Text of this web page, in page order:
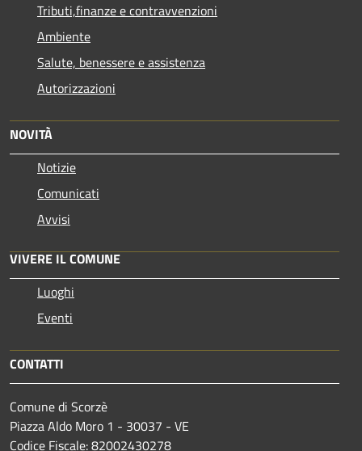
Tributi,finanze e contravvenzioni
Ambiente
Salute, benessere e assistenza
Autorizzazioni
NOVITÀ
Notizie
Comunicati
Avvisi
VIVERE IL COMUNE
Luoghi
Eventi
CONTATTI
Comune di Scorzè
Piazza Aldo Moro 1 - 30037 - VE
Codice Fiscale: 82002430278